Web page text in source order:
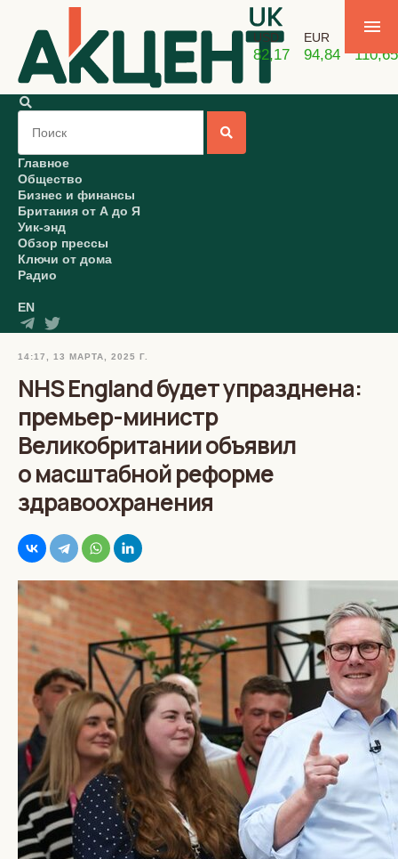
USD
82,17
EUR
94,84 110,65
Главное
Общество
Бизнес и финансы
Британия от А до Я
Уик-энд
Обзор прессы
Ключи от дома
Радио
EN
14:17, 13 МАРТА, 2025 Г.
NHS England будет упразднена:
премьер-министр
Великобритании объявил
о масштабной реформе
здравоохранения